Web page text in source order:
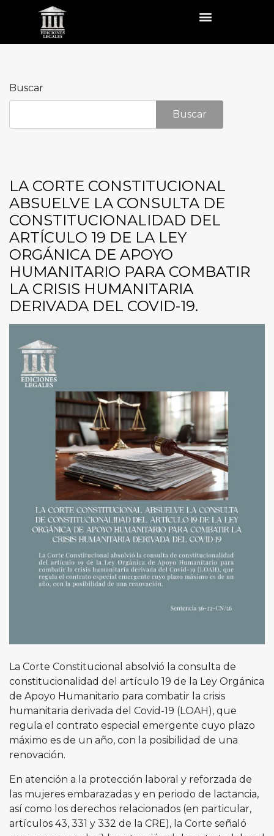
Buscar
Buscar
LA CORTE CONSTITUCIONAL
ABSUELVE LA CONSULTA DE
CONSTITUCIONALIDAD DEL
ARTÍCULO 19 DE LA LEY
ORGÁNICA DE APOYO
HUMANITARIO PARA COMBATIR
LA CRISIS HUMANITARIA
DERIVADA DEL COVID-19.
La Corte Constitucional absolvió la consulta de
constitucionalidad del artículo 19 de la Ley Orgánica
de Apoyo Humanitario para combatir la crisis
humanitaria derivada del Covid-19 (LOAH), que
regula el contrato especial emergente cuyo plazo
máximo es de un año, con la posibilidad de una
renovación.
En atención a la protección laboral y reforzada de
las mujeres embarazadas y en periodo de lactancia,
así como los derechos relacionados (en particular,
artículos 43, 331 y 332 de la CRE), la Corte señaló